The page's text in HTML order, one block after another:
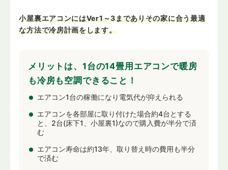
小屋裏エアコンにはVer1～3までありその家に合う最適
な方法で冷房計画をします。
メリットは、1台の14畳用エアコンで暖房
も冷房も空調できること！
エアコン1台の稼働になり電気代が抑えられる
エアコンを各部屋に取り付けた場合約4台とする
と、2台(床下1、小屋裏1)なので購入費が半分で済
む
エアコン寿命は約13年、取り替え時の費用も半分
で済む